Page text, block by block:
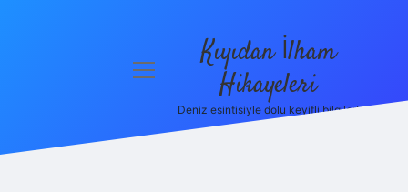
menüyü
Kıyıdan İlham
Hikayeleri
Deniz esintisiyle dolu keyifli bilgiler!